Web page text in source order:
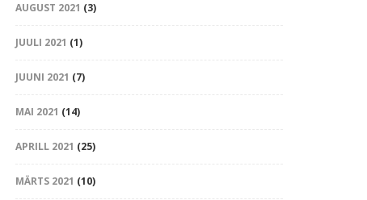
AUGUST 2021 (3)
JUULI 2021 (1)
JUUNI 2021 (7)
MAI 2021 (14)
APRILL 2021 (25)
MÄRTS 2021 (10)